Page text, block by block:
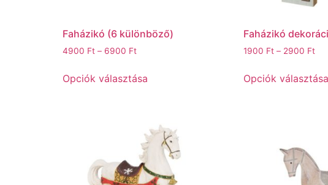
Faházikó (6 különböző)
4900 Ft – 6900 Ft
Opciók választása
Faházikó
1900 Ft – 2900 Ft
Opciók választása